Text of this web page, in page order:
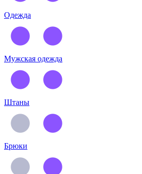
Одежда
Мужская одежда
Штаны
Брюки